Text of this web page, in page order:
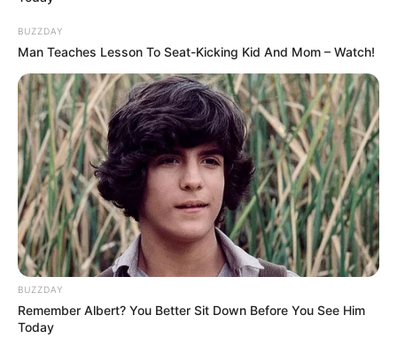
BUZZDAY
Man Teaches Lesson To Seat-Kicking Kid And Mom – Watch!
BUZZDAY
Remember Albert? You Better Sit Down Before You See Him
Today